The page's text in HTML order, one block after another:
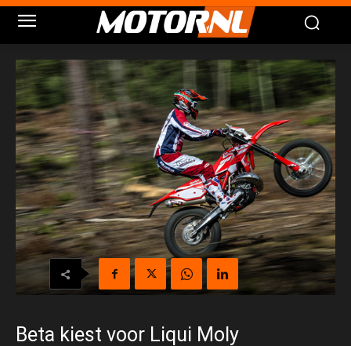
Beta kiest voor Liqui Moly